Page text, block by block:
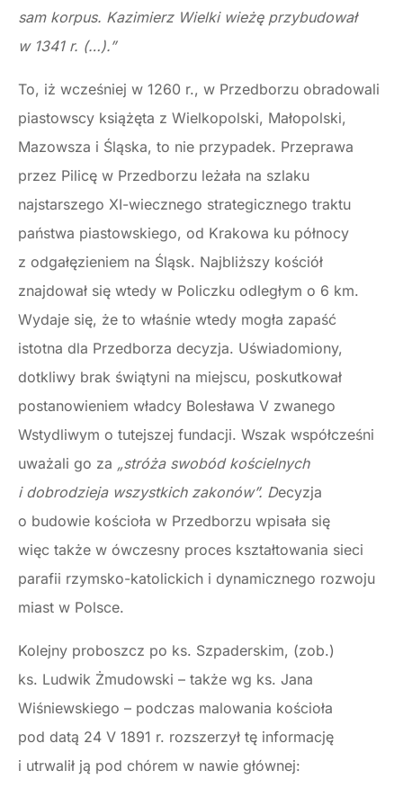
sam korpus. Kazimierz Wielki wieżę przybudował
w 1341 r. (…).”
To, iż wcześniej w 1260 r., w Przedborzu obradowali
piastowscy książęta z Wielkopolski, Małopolski,
Mazowsza i Śląska, to nie przypadek. Przeprawa
przez Pilicę w Przedborzu leżała na szlaku
najstarszego XI-wiecznego strategicznego traktu
państwa piastowskiego, od Krakowa ku północy
z odgałęzieniem na Śląsk. Najbliższy kościół
znajdował się wtedy w Policzku odległym o 6 km.
Wydaje się, że to właśnie wtedy mogła zapaść
istotna dla Przedborza decyzja. Uświadomiony,
dotkliwy brak świątyni na miejscu, poskutkował
postanowieniem władcy Bolesława V zwanego
Wstydliwym o tutejszej fundacji. Wszak współcześni
uważali go za „stróża swobód kościelnych
i dobrodzieja wszystkich zakonów”. Decyzja
o budowie kościoła w Przedborzu wpisała się
więc także w ówczesny proces kształtowania sieci
parafii rzymsko-katolickich i dynamicznego rozwoju
miast w Polsce.
Kolejny proboszcz po ks. Szpaderskim, (zob.)
ks. Ludwik Żmudowski – także wg ks. Jana
Wiśniewskiego – podczas malowania kościoła
pod datą 24 V 1891 r. rozszerzył tę informację
i utrwalił ją pod chórem w nawie głównej: